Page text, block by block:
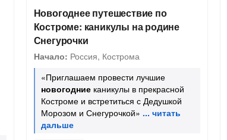
Новогоднее путешествие по
Костроме: каникулы на родине
Снегурочки
Начало: Россия, Кострома
«Приглашаем провести лучшие
новогодниеканикулы в прекрасной
Костроме и встретиться с Дедушкой
Морозом и Снегурочкой»